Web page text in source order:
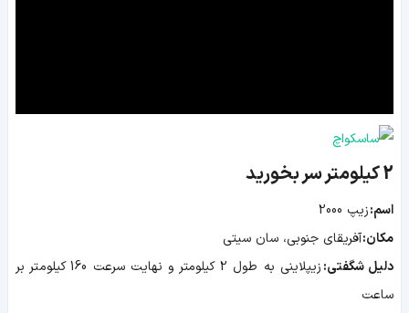
2 کیلومتر سر بخورید
اسم:زیپ 2000
مکان:آفریقای جنوبی، سان سیتی
دلیل شگفتی:
زیپلاینی به طول 2 کیلومتر و نهایت سرعت 160 کیلومتر بر
ساعت